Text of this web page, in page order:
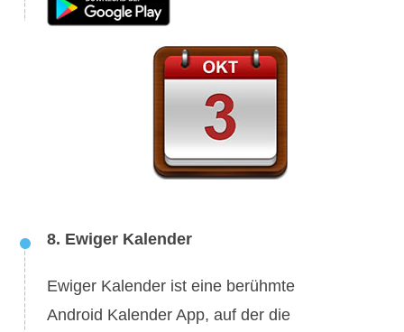
8. Ewiger Kalender
Ewiger Kalender ist eine berühmte
Android Kalender App, auf der die